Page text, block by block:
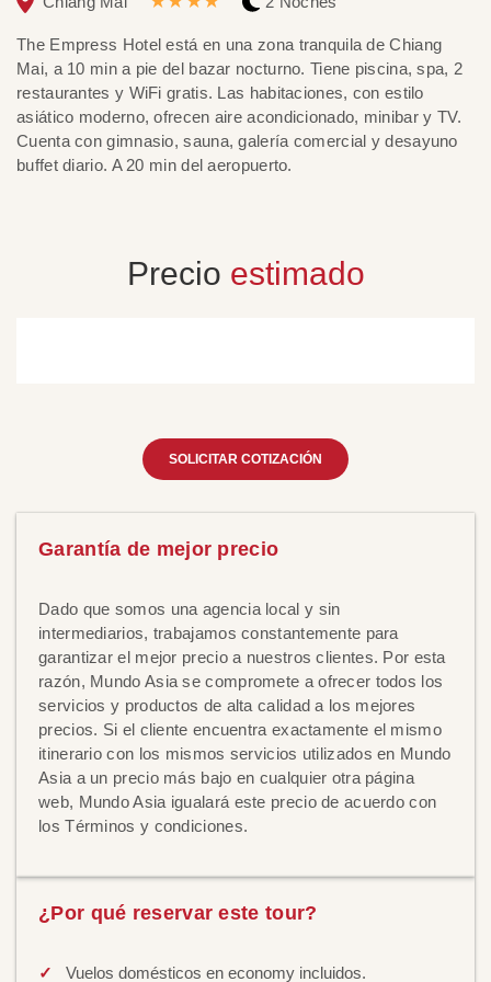
The Empress Hotel está en una zona tranquila de Chiang
Mai, a 10 min a pie del bazar nocturno. Tiene piscina, spa, 2
restaurantes y WiFi gratis. Las habitaciones, con estilo
asiático moderno, ofrecen aire acondicionado, minibar y TV.
Cuenta con gimnasio, sauna, galería comercial y desayuno
buffet diario. A 20 min del aeropuerto.
Precio estimado
SOLICITAR COTIZACIÓN
Garantía de mejor precio
Dado que somos una agencia local y sin
intermediarios, trabajamos constantemente para
garantizar el mejor precio a nuestros clientes. Por esta
razón, Mundo Asia se compromete a ofrecer todos los
servicios y productos de alta calidad a los mejores
precios. Si el cliente encuentra exactamente el mismo
itinerario con los mismos servicios utilizados en Mundo
Asia a un precio más bajo en cualquier otra página
web, Mundo Asia igualará este precio de acuerdo con
los Términos y condiciones.
¿Por qué reservar este tour?
Vuelos domésticos en economy incluidos.